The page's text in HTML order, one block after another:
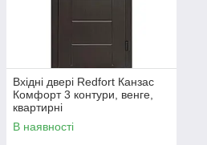
Вхідні двері Redfort Канзас
Комфорт 3 контури, венге,
квартирні
В наявності